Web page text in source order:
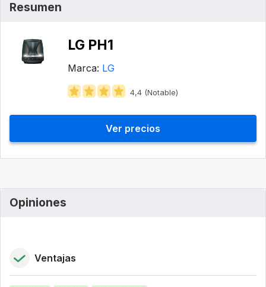
Resumen
LG PH1
Marca: LG
4,4 (Notable)
Ver precios
Opiniones
Ventajas